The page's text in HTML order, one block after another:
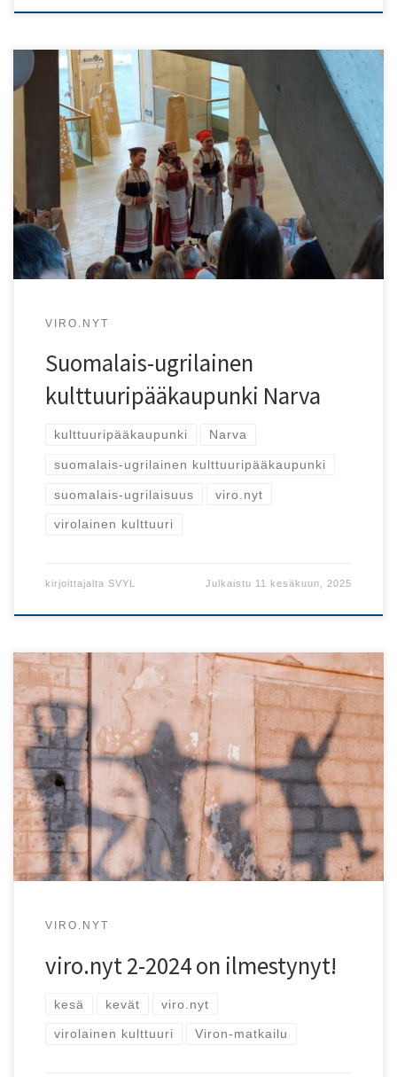
Virossa on tänäkin vuonna kulttuuripääkaupunki, kun
Narva toimii tämän vuoden suomalais-ugrilaisena
kulttuuripääkaupunkina.
VIRO.NYT
Suomalais-ugrilainen
kulttuuripääkaupunki Narva
kulttuuripääkaupunki Narva
suomalais-ugrilainen kulttuuripääkaupunki
suomalais-ugrilaisuus viro.nyt
virolainen kulttuuri
kirjoittajalta SVYL Julkaistu 11 kesäkuun, 2025
Kevään ja kesän viro.nyt-lehti on ilmestynyt!
VIRO.NYT
viro.nyt 2-2024 on ilmestynyt!
kesä kevät viro.nyt
virolainen kulttuuri Viron-matkailu